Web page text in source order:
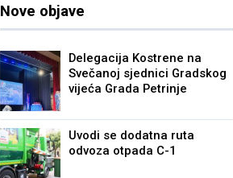
Nove objave
Delegacija Kostrene na
Svečanoj sjednici Gradskog
vijeća Grada Petrinje
Uvodi se dodatna ruta
odvoza otpada C-1